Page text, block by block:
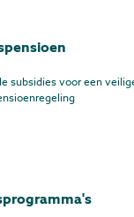
subsidies voor een